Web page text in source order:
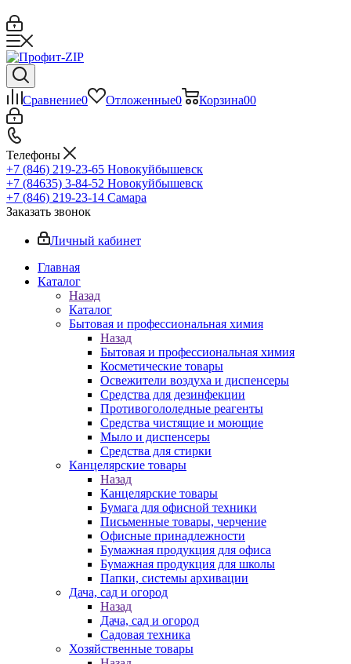
Сравнение0 Отложенные0 Корзина00
Телефоны
+7 (846) 219-23-65 Новокуйбышевск
+7 (84635) 3-84-52 Новокуйбышевск
+7 (846) 219-23-14 Самара
Заказать звонок
Личный кабинет
Главная
Каталог
Назад
Каталог
Бытовая и профессиональная химия
Назад
Бытовая и профессиональная химия
Косметические товары
Освежители воздуха и диспенсеры
Средства для дезинфекции
Противогололедные реагенты
Средства чистящие и моющие
Мыло и диспенсеры
Средства для стирки
Канцелярские товары
Назад
Канцелярские товары
Бумага для офисной техники
Письменные товары, черчение
Офисные принадлежности
Бумажная продукция для офиса
Бумажная продукция для школы
Папки, системы архивации
Дача, сад и огород
Назад
Дача, сад и огород
Садовая техника
Хозяйственные товары